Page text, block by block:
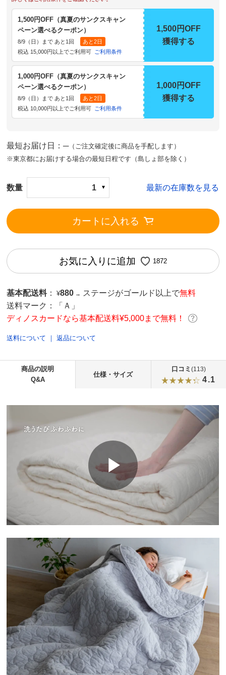
1,500円OFF（真夏のサンクスキャン
ペーン選べるクーポン）
8/9（日）まで あと1回
あと2日
税込 15,000円以上でご利用可
ご利用条件
1,500円OFF
獲得する
1,000円OFF（真夏のサンクスキャン
ペーン選べるクーポン）
8/9（日）まで あと1回
あと2日
税込 10,000円以上でご利用可
ご利用条件
1,000円OFF
獲得する
最短お届け日：─（ご注文確定後に商品を手配します）
※東京都にお届けする場合の最短日程です（島しょ部を除く）
数量 1 最新の在庫数を見る
カートに入れる
お気に入りに追加 1872
基本配送料 ： ¥880 → ステージがゴールド以上で無料
送料マーク：
「Ａ」
ディノスカードなら基本配送料¥5,000まで無料！
送料について ｜返品について
商品の説明
Q&A
仕様・サイズ
口コミ (113)
4.1